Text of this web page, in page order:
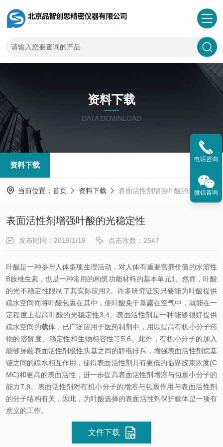
资料下载
DATA DOWNLOAD
资料下载
当前位置： 首页 资料下载 表面活性剂增强叶酸的光稳定性
表面活性剂增强叶酸的光稳定性
发布时间：2019/1/19 点击次数：2547
叶酸是一种参与人体多项生理活动，对人体有重要营养价值的水溶性
B族维生素，也是一种常用的构筑功能材料的基本单元1。然而，叶酸
的光不稳定性限制了其实际应用2。许多研究证实只要能为叶酸提供
疏水空间而将叶酸包裹在其中，使叶酸免于暴露在空气中，就能在一
定程度上提高叶酸的光稳定性3,4。表面活性剂是一种能够很好提供
疏水空间的载体，已广泛应用于医药制剂中，用以提高有机小分子药
物的溶解度、稳定性和生物相容性等5,6。此外，有机小分子的加入
能够屏蔽表面活性剂极性头基之间的静电排斥，增强表面活性剂烷基
链之间的疏水相互作用，使得表面活性剂具有更低的临界胶束浓度(C
MC)和更高的表面活性，进一步提高表面活性剂增溶与包裹小分子的
能力7,8。表面活性剂对有机小分子的增溶与包裹作用与表面活性剂
的分子结构有关，因此，为叶酸选择的表面活性剂保护载体是一项有
意义的工作。
文件下载
电话咨询
微信咨询